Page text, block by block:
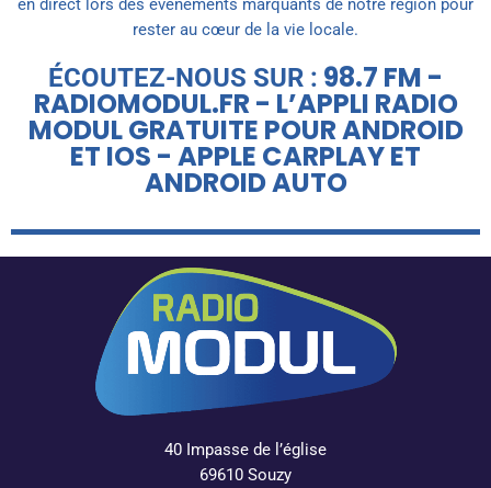
rester au cœur de la vie locale.
ÉCOUTEZ-NOUS SUR : 98.7 FM -
RADIOMODUL.FR - L’APPLI RADIO
MODUL GRATUITE POUR ANDROID
ET IOS - APPLE CARPLAY ET
ANDROID AUTO
40 Impasse de l’église
69610 Souzy